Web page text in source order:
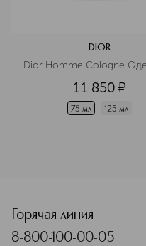
DIOR
Dior Homme Cologne
11 850 ¤
75 мл 125 мл
Горячая линия
8-800-100-00-05